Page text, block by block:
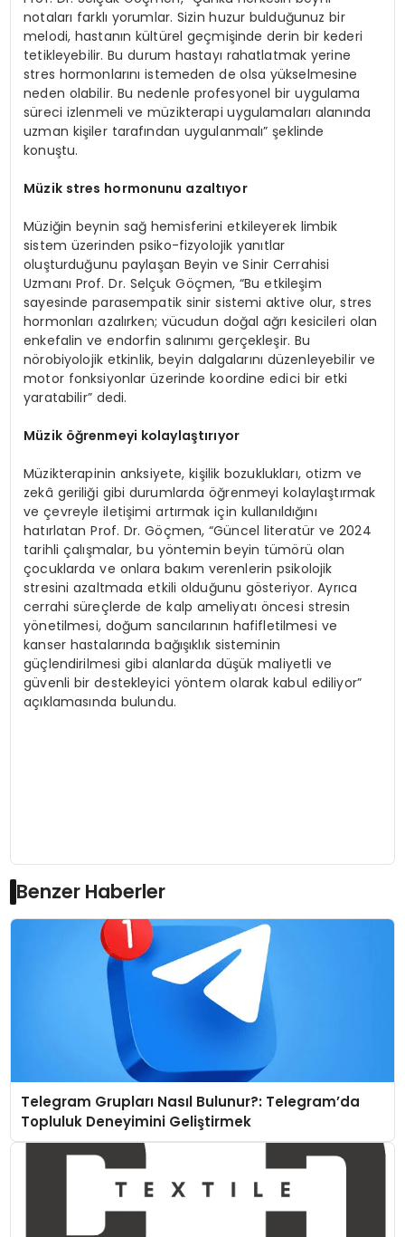
notaları farklı yorumlar. Sizin huzur bulduğunuz bir
melodi, hastanın kültürel geçmişinde derin bir kederi
tetikleyebilir. Bu durum hastayı rahatlatmak yerine
stres hormonlarını istemeden de olsa yükselmesine
neden olabilir. Bu nedenle profesyonel bir uygulama
süreci izlenmeli ve müzikterapi uygulamaları alanında
uzman kişiler tarafından uygulanmalı” şeklinde
konuştu.
Müzik stres hormonunu azaltıyor
Müziğin beynin sağ hemisferini etkileyerek limbik
sistem üzerinden psiko-fizyolojik yanıtlar
oluşturduğunu paylaşan Beyin ve Sinir Cerrahisi
Uzmanı Prof. Dr. Selçuk Göçmen, “Bu etkileşim
sayesinde parasempatik sinir sistemi aktive olur, stres
hormonları azalırken; vücudun doğal ağrı kesicileri olan
enkefalin ve endorfin salınımı gerçekleşir. Bu
nörobiyolojik etkinlik, beyin dalgalarını düzenleyebilir ve
motor fonksiyonlar üzerinde koordine edici bir etki
yaratabilir” dedi.
Müzik öğrenmeyi kolaylaştırıyor
Müzikterapinin anksiyete, kişilik bozuklukları, otizm ve
zekâ geriliği gibi durumlarda öğrenmeyi kolaylaştırmak
ve çevreyle iletişimi artırmak için kullanıldığını
hatırlatan Prof. Dr. Göçmen, “Güncel literatür ve 2024
tarihli çalışmalar, bu yöntemin beyin tümörü olan
çocuklarda ve onlara bakım verenlerin psikolojik
stresini azaltmada etkili olduğunu gösteriyor. Ayrıca
cerrahi süreçlerde de kalp ameliyatı öncesi stresin
yönetilmesi, doğum sancılarının hafifletilmesi ve
kanser hastalarında bağışıklık sisteminin
güçlendirilmesi gibi alanlarda düşük maliyetli ve
güvenli bir destekleyici yöntem olarak kabul ediliyor”
açıklamasında bulundu.
Benzer Haberler
Telegram Grupları Nasıl Bulunur?: Telegram’da
Topluluk Deneyimini Geliştirmek